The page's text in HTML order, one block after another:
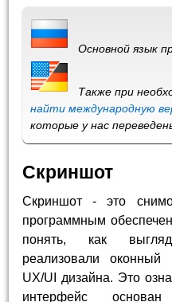
Основной язык
Также при
найти международную
которые у нас
Скриншот
Скриншот - это
программным
понять, как
реализовали
UX/UI дизайна. Это
интерфейс